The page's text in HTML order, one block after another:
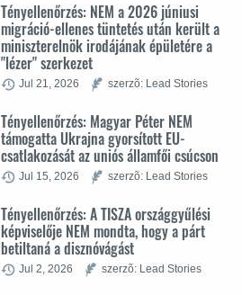
Tényellenőrzés: NEM a 2026 júniusi
migráció-ellenes tüntetés után került a
miniszterelnök irodájának épületére a
"lézer" szerkezet
Jul 21, 2026 szerzõ: Lead Stories
Tényellenőrzés: Magyar Péter NEM
támogatta Ukrajna gyorsított EU-
csatlakozását az uniós államfői csúcson
Jul 15, 2026 szerzõ: Lead Stories
Tényellenőrzés: A TISZA országgyűlési
képviselője NEM mondta, hogy a párt
betiltaná a disznóvágást
Jul 2, 2026 szerzõ: Lead Stories